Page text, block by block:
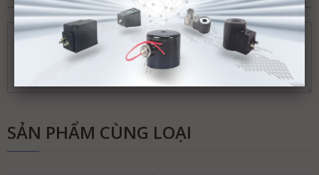
SẢN PHẨM CÙNG LOẠI